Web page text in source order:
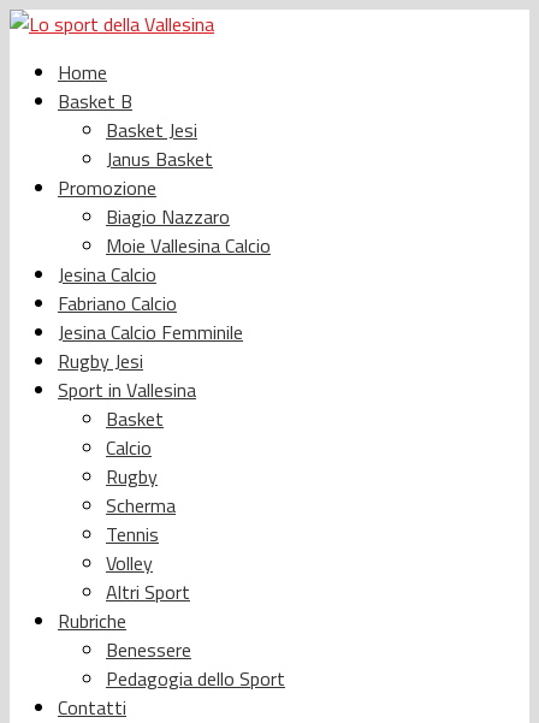
Home
Basket B
Basket Jesi
Janus Basket
Promozione
Biagio Nazzaro
Moie Vallesina Calcio
Jesina Calcio
Fabriano Calcio
Jesina Calcio Femminile
Rugby Jesi
Sport in Vallesina
Basket
Calcio
Rugby
Scherma
Tennis
Volley
Altri Sport
Rubriche
Benessere
Pedagogia dello Sport
Contatti